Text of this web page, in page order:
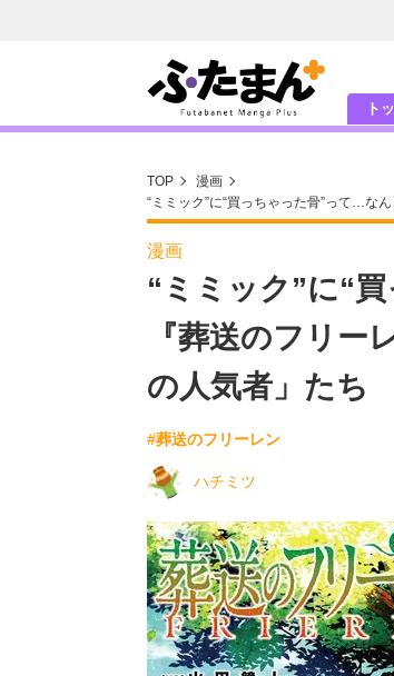
ト
TOP
漫画
“ミミック”に“買っちゃった骨”って…な
漫画
“ミミック”に“
『葬送のフリー
の人気者」たち
#葬送のフリーレン
ハチミツ